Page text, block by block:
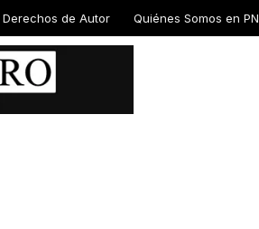
Derechos de Autor Quiénes Somos en PN